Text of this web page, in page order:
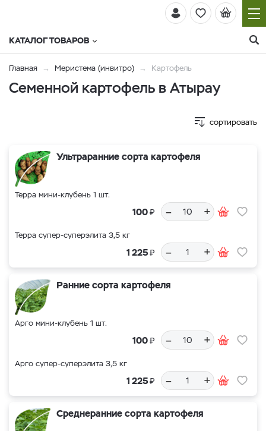
КАТАЛОГ ТОВАРОВ
Главная Меристема (инвитро) Картофель
Семенной картофель в Атырау
сортировать
Ультраранние сорта картофеля
Терра мини-клубень 1 шт.
100₽ – +
Терра супер-суперэлита 3,5 кг
1 225₽ – +
Ранние сорта картофеля
Арго мини-клубень 1 шт.
100₽ – +
Арго супер-суперэлита 3,5 кг
1 225₽ – +
Среднеранние сорта картофеля